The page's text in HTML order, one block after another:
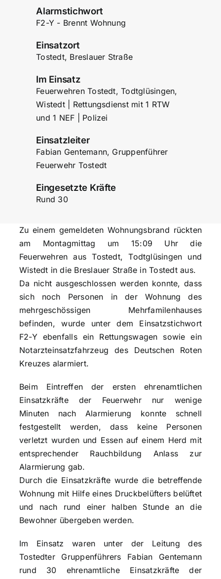
Alarmstichwort
F2-Y - Brennt Wohnung
Einsatzort
Tostedt, Breslauer Straße
Im Einsatz
Feuerwehren Tostedt, Todtglüsingen,
Wistedt | Rettungsdienst mit 1 RTW
und 1 NEF | Polizei
Einsatzleiter
Fabian Gentemann, Gruppenführer
Feuerwehr Tostedt
Eingesetzte Kräfte
Rund 30
Zu einem gemeldeten Wohnungsbrand rückten
am Montagmittag um 15:09 Uhr die
Feuerwehren aus Tostedt, Todtglüsingen und
Wistedt in die Breslauer Straße in Tostedt aus.
Da nicht ausgeschlossen werden konnte, dass
sich noch Personen in der Wohnung des
mehrgeschössigen Mehrfamilenhauses
befinden, wurde unter dem Einsatzstichwort
F2-Y ebenfalls ein Rettungswagen sowie ein
Notarzteinsatzfahrzeug des Deutschen Roten
Kreuzes alarmiert.
Beim Eintreffen der ersten ehrenamtlichen
Einsatzkräfte der Feuerwehr nur wenige
Minuten nach Alarmierung konnte schnell
festgestellt werden, dass keine Personen
verletzt wurden und Essen auf einem Herd mit
entsprechender Rauchbildung Anlass zur
Alarmierung gab.
Durch die Einsatzkräfte wurde die betreffende
Wohnung mit Hilfe eines Druckbelüfters belüftet
und nach rund einer halben Stunde an die
Bewohner übergeben werden.
Im Einsatz waren unter der Leitung des
Tostedter Gruppenführers Fabian Gentemann
rund 30 ehrenamtliche Einsatzkräfte der